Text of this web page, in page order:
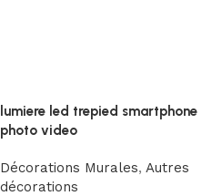
lumiere led trepied smartphone
photo video
Décorations Murales, Autres
décorations